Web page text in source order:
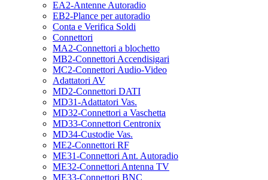
EA2-Antenne Autoradio
EB2-Plance per autoradio
Conta e Verifica Soldi
Connettori
MA2-Connettori a blochetto
MB2-Connettori Accendisigari
MC2-Connettori Audio-Video
Adattatori AV
MD2-Connettori DATI
MD31-Adattatori Vas.
MD32-Connettori a Vaschetta
MD33-Connettori Centronix
MD34-Custodie Vas.
ME2-Connettori RF
ME31-Connettori Ant. Autoradio
ME32-Connettori Antenna TV
ME33-Connettori BNC